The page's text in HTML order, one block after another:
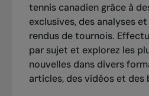
tennis canadien grâce à
exclusives, des analyses
rendus de tournois.
par sujet et explorez les
nouvelles dans divers
articles, des vidéos et des